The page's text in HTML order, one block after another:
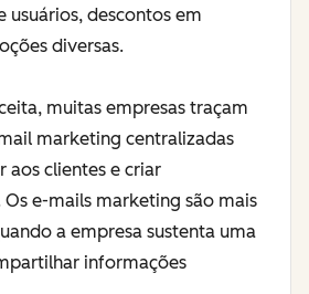
usuários, descontos em
diversas.
muitas empresas traçam
marketing centralizadas
aos clientes e criar
e-mails marketing são mais
a empresa sustenta uma
informações